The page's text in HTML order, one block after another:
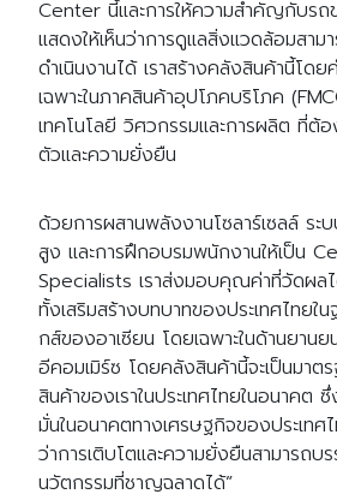
Center นี้และการให้ความสำคัญกับรถ
แสดงให้เห็นว่าการดูแลสิ่งแวดล้อมสา
ดำเนินงานได้ เราสร้างคลังสินค้านี้โด
เฉพาะในภาคสินค้าอุปโภคบริโภค
เทคโนโลยี วิศวกรรมและการผลิต ที่ต้
ตัวและความยั่งยืน
ด้วยการผสานพลังงานโซลาร์เซลล์ ร
สูง และการฝึกอบรมพนักงานให้เป็น
Specialists เราส่งมอบคุณค่าที่วัดผล
ทั้งเสริมสร้างบทบาทของประเทศไทยใ
กส์ของอาเซียน โดยเฉพาะในด้านยาน
อีคอมเมิร์ซ โดยคลังสินค้านี้จะเป็นมาต
สินค้าของเราในประเทศไทยในอนาคต
มั่นในอนาคตทางเศรษฐกิจของประเทศ
ว่าการเติบโตและความยั่งยืนสามารถบ
นวัตกรรมที่ชาญฉลาดได้”